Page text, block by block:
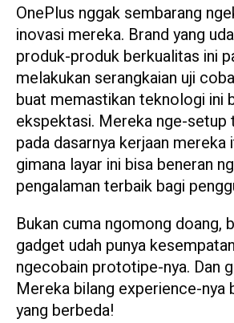
OnePlus nggak sembarang
inovasi mereka. Brand yang
produk-produk berkualitas ini
melakukan serangkaian uji
buat memastikan teknologi ini
ekspektasi. Mereka nge-setup
pada dasarnya kerjaan mereka
gimana layar ini bisa beneran
pengalaman terbaik bagi
Bukan cuma ngomong doang,
gadget udah punya
ngecobain prototipe-nya. Dan
Mereka bilang experience-nya
yang berbeda!